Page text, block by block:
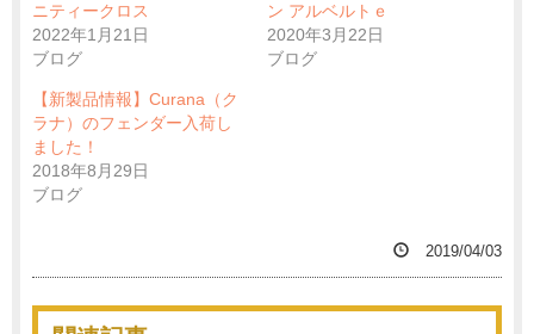
ニティークロス
2022年1月21日
ブログ
ン アルベルトｅ
2020年3月22日
ブログ
【新製品情報】Curana（ク
ラナ）のフェンダー入荷し
ました！
2018年8月29日
ブログ
2019/04/03